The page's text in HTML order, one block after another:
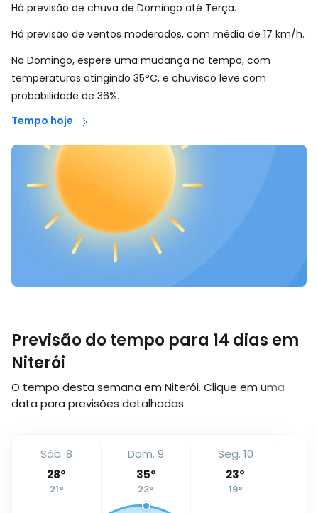
Há previsão de chuva de Domingo até Terça.
Há previsão de ventos moderados, com média de 17 km/h.
No Domingo, espere uma mudança no tempo, com
temperaturas atingindo 35°C, e chuvisco leve com
probabilidade de 36%.
Tempo hoje
Previsão do tempo para 14 dias em
Niterói
O tempo desta semana em Niterói. Clique em uma
data para previsões detalhadas
Sáb. 8
28°
21°
Dom. 9
35°
23°
Seg. 10
23°
19°